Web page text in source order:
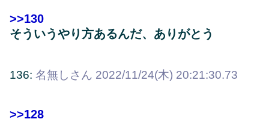
>>130
そういうやり方あるんだ、ありがとう
136: 名無しさん 2022/11/24(木) 20:21:30.73
>>128